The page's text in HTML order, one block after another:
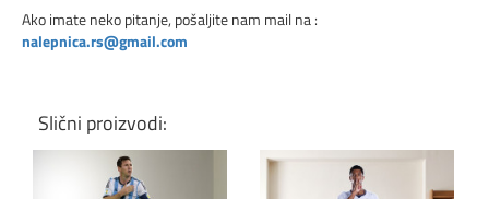
Ako imate neko pitanje, pošaljite nam mail na :
nalepnica.rs@gmail.com
Slični proizvodi: